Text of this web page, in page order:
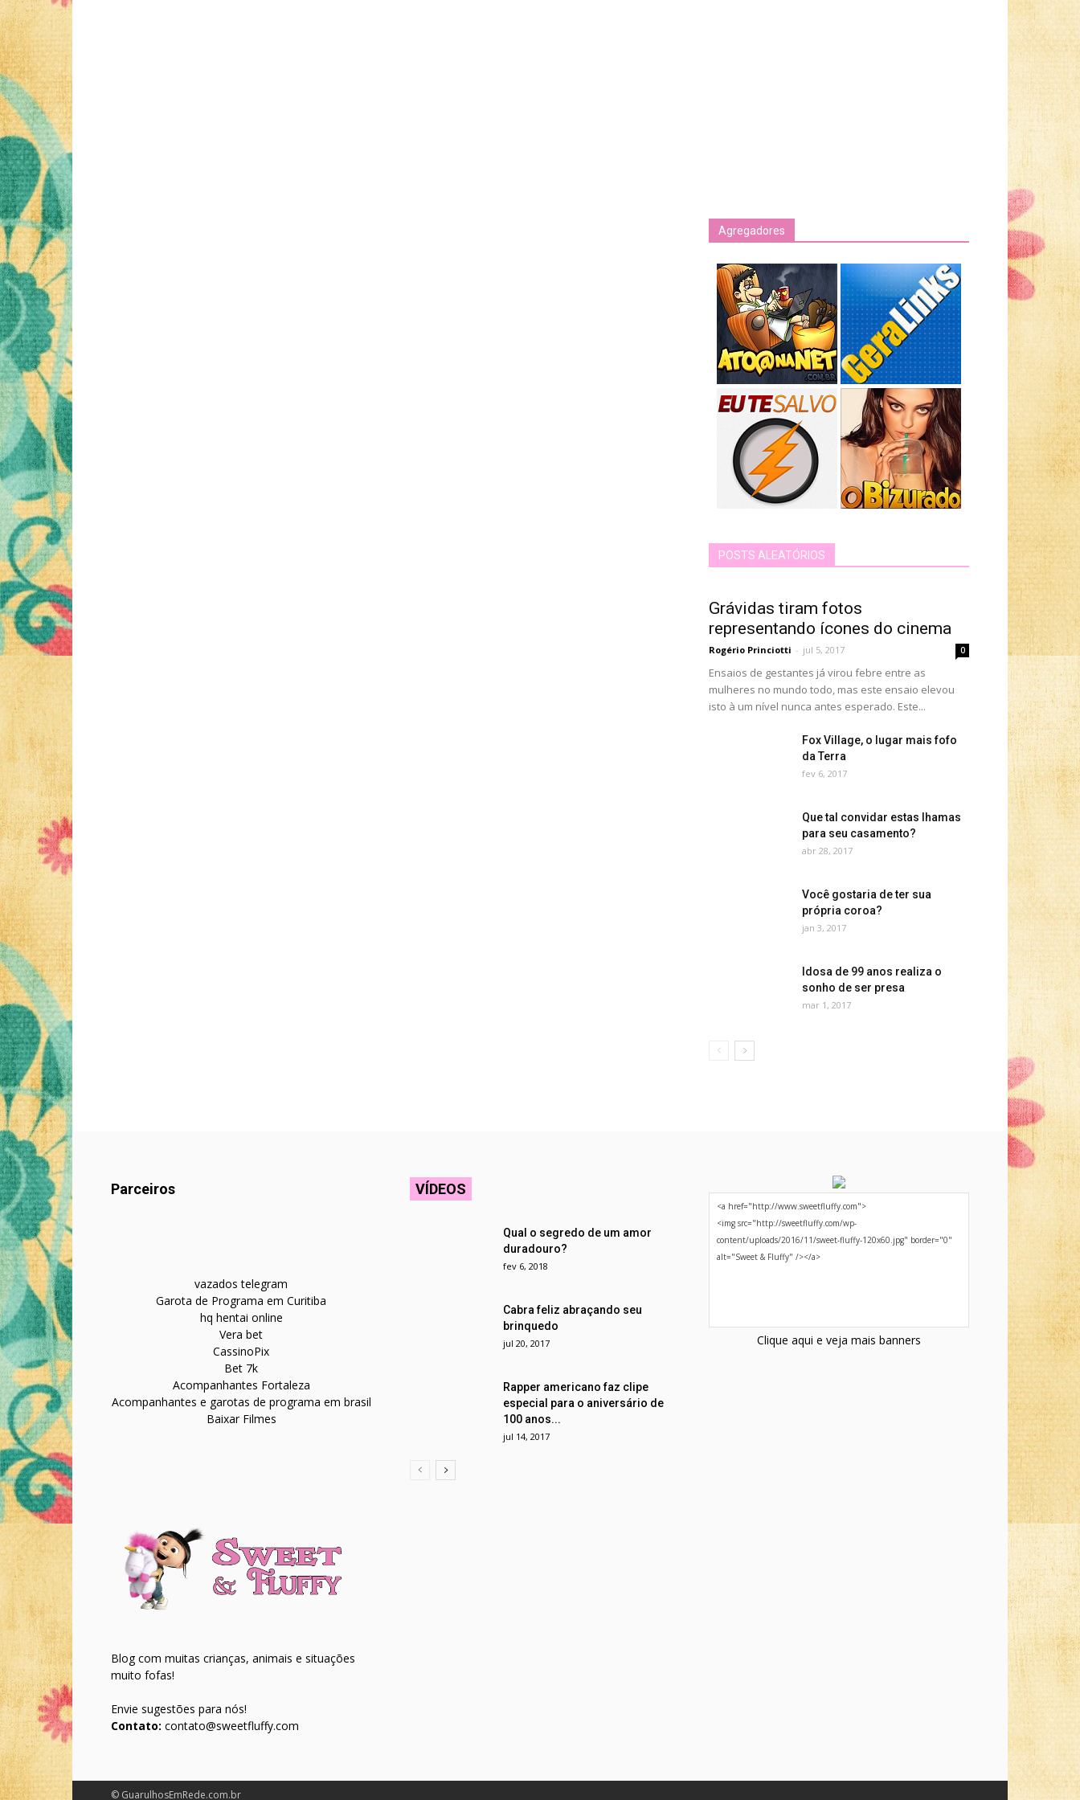
Agregadores
POSTS ALEATÓRIOS
Grávidas tiram fotos
representando ícones do cinema
Rogério Princiotti - jul 5, 2017 0
Ensaios de gestantes já virou febre entre as
mulheres no mundo todo, mas este ensaio elevou
isto à um nível nunca antes esperado. Este...
Fox Village, o lugar mais fofo
da Terra
fev 6, 2017
Que tal convidar estas lhamas
para seu casamento?
abr 28, 2017
Você gostaria de ter sua
própria coroa?
jan 3, 2017
Idosa de 99 anos realiza o
sonho de ser presa
mar 1, 2017
Parceiros
vazados telegram
Garota de Programa em Curitiba
hq hentai online
Vera bet
CassinoPix
Bet 7k
Acompanhantes Fortaleza
Acompanhantes e garotas de programa em brasil
Baixar Filmes
Blog com muitas crianças, animais e situações
muito fofas!
Envie sugestões para nós!
Contato: contato@sweetfluffy.com
VÍDEOS
Qual o segredo de um amor
duradouro?
fev 6, 2018
Cabra feliz abraçando seu
brinquedo
jul 20, 2017
Rapper americano faz clipe
especial para o aniversário de
100 anos...
jul 14, 2017
Clique aqui e veja mais banners
© GuarulhosEmRede.com.br